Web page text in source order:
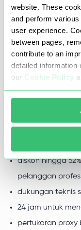
website. These
and perform
user experience.
between pages,
contribute to an
detailed information
our Cookie Policy
Ditambah lagi,
Mengapa
proksi
Seller
Ada 10 alasan
kerja sama dengan
diskon hingga
pelanggan
dukungan teknis
24 jam untuk
pertukaran proxy